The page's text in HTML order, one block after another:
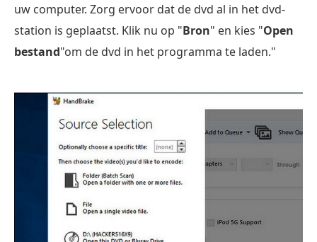
uw computer. Zorg ervoor dat de dvd al in het dvd-
station is geplaatst. Klik nu op "Bron" en kies "Open
bestand"om de dvd in het programma te laden."